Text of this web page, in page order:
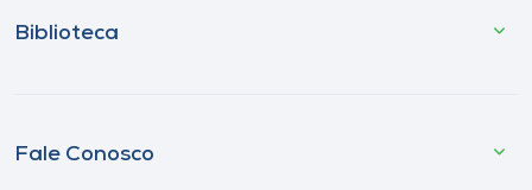
Biblioteca
Fale Conosco